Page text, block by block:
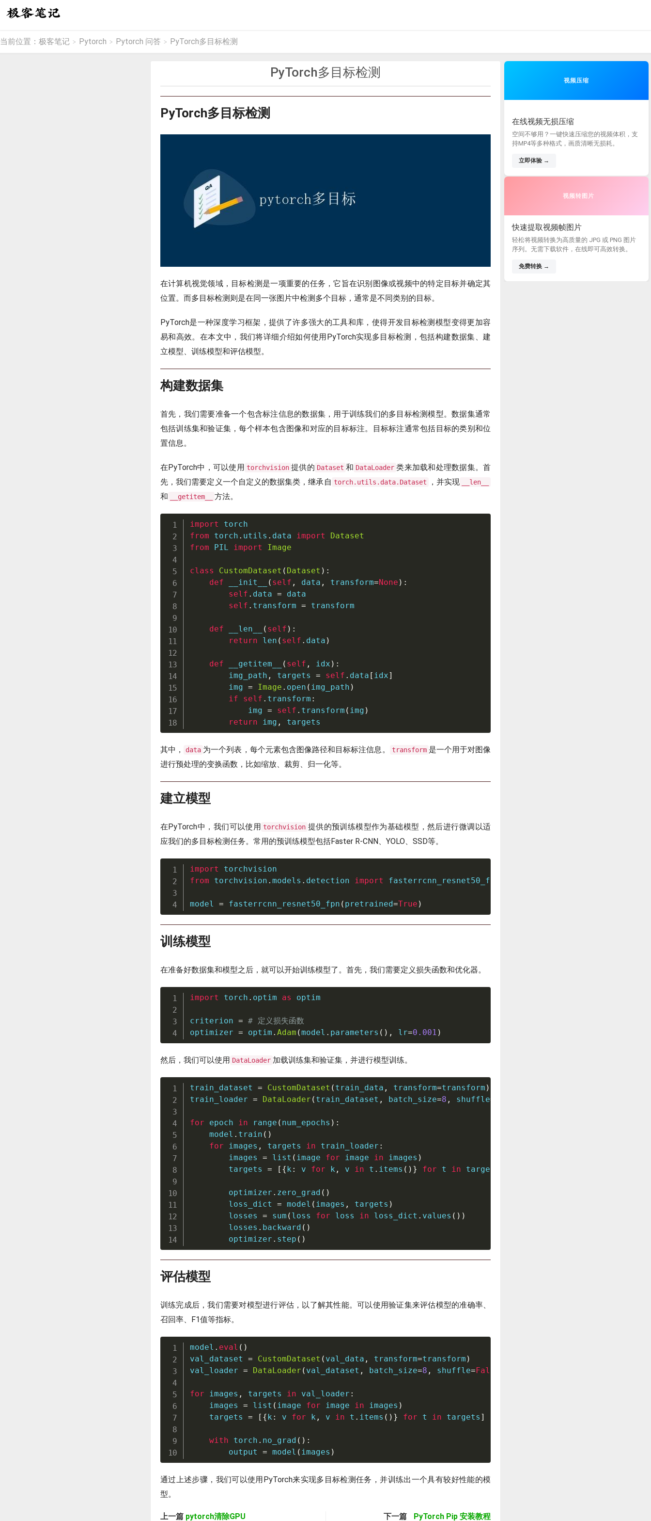
当前位置： 极客笔记 > Pytorch > Pytorch 问答 > PyTorch多目标检测
PyTorch多目标检测
PyTorch多目标检测
在计算机视觉领域，目标检测是一项重要的任务，它旨在识别图像或视频中的特定目标并确定其
位置。而多目标检测则是在同一张图片中检测多个目标，通常是不同类别的目标。
PyTorch是一种深度学习框架，提供了许多强大的工具和库，使得开发目标检测模型变得更加容
易和高效。在本文中，我们将详细介绍如何使用PyTorch实现多目标检测，包括构建数据集、建
立模型、训练模型和评估模型。
构建数据集
首先，我们需要准备一个包含标注信息的数据集，用于训练我们的多目标检测模型。数据集通常
包括训练集和验证集，每个样本包含图像和对应的目标标注。目标标注通常包括目标的类别和位
置信息。
在PyTorch中，可以使用 torchvision 提供的 Dataset 和 DataLoader 类来加载和处理数据集。首
先，我们需要定义一个自定义的数据集类，继承自 torch.utils.data.Dataset ，并实现 __len__
和 __getitem__ 方法。
import
from torch . utils . data import
Dataset
from PIL import Image
class CustomDataset ( Dataset ) :
def
__init__ ( self , data , transform=None ) :
self . data = data
self . transform = transform
def __len__ ( self ) :
return
len ( self . data )
def __getitem__ ( self , idx ) :
        img_path
, targets = self . data [ idx]
        img
= Image . open ( img_path )
if
self . transform :
            img
= self . transform ( img )
return img , targets
其中， data 为一个列表，每个元素包含图像路径和目标标注信息。 transform 是一个用于对图像
进行预处理的变换函数，比如缩放、裁剪、归一化等。
建立模型
在PyTorch中，我们可以使用 torchvision 提供的预训练模型作为基础模型，然后进行微调以适
应我们的多目标检测任务。常用的预训练模型包括Faster R-CNN、YOLO、SSD等。
import
from torchvision . models . detection import fasterrcnn_resnet50_fpn
model = fasterrcnn_resnet50_fpn ( pretrained=True )
训练模型
在准备好数据集和模型之后，就可以开始训练模型了。首先，我们需要定义损失函数和优化器。
import torch . optim as optim
criterion = # 定义损失函数
optimizer = optim . Adam (model . parameters ( ) , lr=0.001 )
然后，我们可以使用 DataLoader 加载训练集和验证集，并进行模型训练。
train_dataset = CustomDataset ( train_data , transform=transform )
train_loader = DataLoader ( train_dataset , batch_size=8 , shuffle=
for epoch in range ( num_epochs ) :
    model
. train ( )
for images , targets in train_loader :
        images
= list ( image for image in images )
        targets
= [ {k : v for k , v in t . items ( ) } for t in targets
        optimizer
. zero_grad ( )
        loss_dict
= model ( images , targets )
        losses
= sum ( loss for loss in loss_dict . values ( ) )
        losses
. backward ( )
        optimizer
. step ( )
评估模型
训练完成后，我们需要对模型进行评估，以了解其性能。可以使用验证集来评估模型的准确率、
召回率、F1值等指标。
model . eval ( )
val_dataset = CustomDataset ( val_data , transform=transform )
val_loader = DataLoader ( val_dataset , batch_size=8 , shuffle=False
for images , targets in val_loader :
    images
= list ( image for image in images )
    targets
= [ {k : v for k , v in t . items ( ) } for t in targets ]
with torch . no_grad ( ) :
        output
= model ( images )
通过上述步骤，我们可以使用PyTorch来实现多目标检测任务，并训练出一个具有较好性能的模
型。
上一篇 pytorch清除GPU 下一篇 PyTorch Pip 安装教程
视频压缩
在线视频无损压缩
空间不够用？一键快速压缩您的视频体积，支
持MP4等多种格式，画质清晰无损耗。
立即体验 →
视频转图片
快速提取视频帧图片
轻松将视频转换为高质量的 JPG 或 PNG 图片
序列。无需下载软件，在线即可高效转换。
免费转换 →